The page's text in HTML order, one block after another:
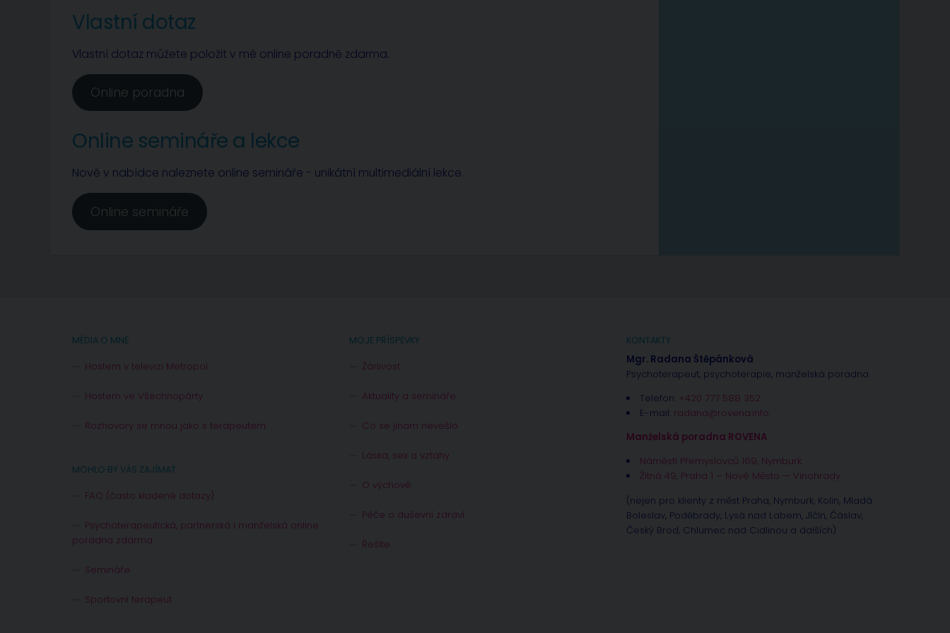
Vlastní dotaz
Vlastní dotaz můžete položit v mé online poradně zdarma.
Online poradna
Online semináře a lekce
Nově v nabídce naleznete online semináře - unikátní multimediální lekce.
Online semináře
MÉDIA O MNĚ
Hostem v televizi Metropol
Hostem ve Všechnopárty
Rozhovory se mnou jako s terapeutem
MOHLO BY VÁS ZAJÍMAT
FAQ (často kladené dotazy)
Psychoterapeutická, partnerská i manželská online
poradna zdarma
Semináře
Sportovní terapeut
MOJE PŘÍSPĚVKY
Žárlivost
Aktuality a semináře
Co se jinam nevešlo
Láska, sex a vztahy
O výchově
Péče o duševní zdraví
Řešíte
KONTAKTY
Mgr. Radana Štěpánková
Psychoterapeut, psychoterapie, manželská poradna
Telefon: +420 777 588 352
E-mail: radana@rovena.info
Manželská poradna ROVENA
Náměstí Přemyslovců 169, Nymburk
Žitná 49, Praha 1 – Nové Město — Vinohrady
(nejen pro klienty z měst Praha, Nymburk, Kolín, Mladá
Boleslav, Poděbrady, Lysá nad Labem, Jíčín, Čáslav,
Český Brod, Chlumec nad Cidlinou a dalších)